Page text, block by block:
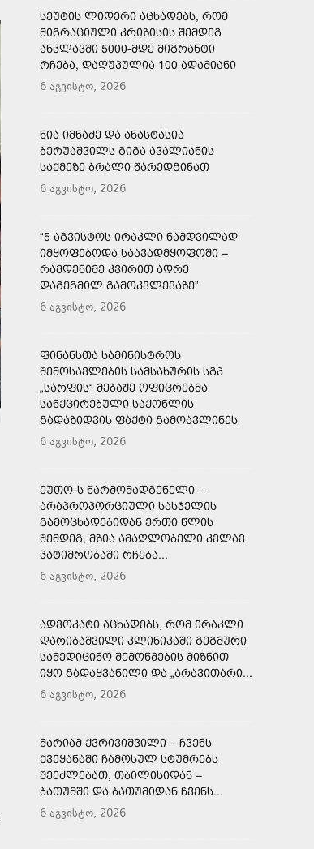
ᲡᲔᲣᲢᲘᲡ ᲚᲘᲓᲔᲠᲘ ᲐᲪᲮᲐᲓᲔᲑᲡ, ᲠᲝᲛ
ᲛᲘᲒᲠᲐᲪᲘᲣᲚᲘ ᲙᲠᲘᲖᲘᲡᲘᲡ ᲨᲔᲛᲓᲔᲒ
ᲐᲜᲙᲚᲐᲕᲨᲘ 5000-ᲛᲓᲔ ᲛᲘᲒᲠᲐᲜᲢᲘ
ᲠᲩᲔᲑᲐ, ᲓᲐᲦᲣᲞᲣᲚᲘᲐ 100 ᲐᲓᲐᲛᲘᲐᲜᲘ
6 აგვისტო, 2026
ᲜᲘᲐ ᲘᲛᲜᲐᲫᲔ ᲓᲐ ᲐᲜᲐᲡᲢᲐᲡᲘᲐ
ᲑᲔᲠᲣᲐᲨᲕᲘᲚᲡ ᲒᲘᲒᲐ ᲐᲕᲐᲚᲘᲐᲜᲘᲡ
ᲡᲐᲥᲛᲔᲖᲔ ᲑᲠᲐᲚᲘ ᲬᲐᲠᲔᲓᲒᲘᲜᲐᲗ
6 აგვისტო, 2026
“5 ᲐᲒᲕᲘᲡᲢᲝᲡ ᲘᲠᲐᲙᲚᲘ ᲜᲐᲛᲓᲕᲘᲚᲐᲓ
ᲘᲛᲧᲝᲤᲔᲑᲝᲓᲐ ᲡᲐᲐᲕᲐᲓᲛᲧᲝᲤᲝᲨᲘ –
ᲠᲐᲛᲓᲔᲜᲘᲛᲔ ᲙᲕᲘᲠᲘᲗ ᲐᲓᲠᲔ
ᲓᲐᲒᲔᲒᲛᲘᲚ ᲒᲐᲛᲝᲙᲕᲚᲔᲕᲐᲖᲔ”
6 აგვისტო, 2026
ᲤᲘᲜᲐᲜᲡᲗᲐ ᲡᲐᲛᲘᲜᲘᲡᲢᲠᲝᲡ
ᲨᲔᲛᲝᲡᲐᲕᲚᲔᲑᲘᲡ ᲡᲐᲛᲡᲐᲮᲣᲠᲘᲡ ᲡᲒᲞ
„ᲡᲐᲠᲤᲘᲡ“ ᲛᲔᲑᲐᲟᲔ ᲝᲤᲘᲪᲠᲔᲑᲛᲐ
ᲡᲐᲜᲥᲪᲘᲠᲔᲑᲣᲚᲘ ᲡᲐᲥᲝᲜᲚᲘᲡ
ᲒᲐᲓᲐᲖᲘᲓᲕᲘᲡ ᲤᲐᲥᲢᲘ ᲒᲐᲛᲝᲐᲕᲚᲘᲜᲔᲡ
6 აგვისტო, 2026
ᲔᲣᲗᲝ-Ს ᲬᲐᲠᲛᲝᲛᲐᲓᲒᲔᲜᲔᲚᲘ –
ᲐᲠᲐᲞᲠᲝᲞᲝᲠᲪᲘᲣᲚᲘ ᲡᲐᲡᲯᲔᲚᲘᲡ
ᲒᲐᲛᲝᲪᲮᲐᲓᲔᲑᲘᲓᲐᲜ ᲔᲠᲗᲘ ᲬᲚᲘᲡ
ᲨᲔᲛᲓᲔᲒ, ᲛᲖᲘᲐ ᲐᲛᲐᲦᲚᲝᲑᲔᲚᲘ ᲙᲕᲚᲐᲕ
ᲞᲐᲢᲘᲛᲠᲝᲑᲐᲨᲘ ᲠᲩᲔᲑᲐ...
6 აგვისტო, 2026
ᲐᲓᲕᲝᲙᲐᲢᲘ ᲐᲪᲮᲐᲓᲔᲑᲡ, ᲠᲝᲛ ᲘᲠᲐᲙᲚᲘ
ᲦᲐᲠᲘᲑᲐᲨᲕᲘᲚᲘ ᲙᲚᲘᲜᲘᲙᲐᲨᲘ ᲒᲔᲒᲛᲣᲠᲘ
ᲡᲐᲛᲔᲓᲘᲪᲘᲜᲝ ᲨᲔᲛᲝᲬᲛᲔᲑᲘᲡ ᲛᲘᲖᲜᲘᲗ
ᲘᲧᲝ ᲒᲐᲓᲐᲧᲕᲐᲜᲘᲚᲘ ᲓᲐ „ᲐᲠᲐᲕᲘᲗᲐᲠᲘ...
6 აგვისტო, 2026
ᲛᲐᲠᲘᲐᲛ ᲥᲕᲠᲘᲕᲘᲨᲕᲘᲚᲘ – ᲩᲕᲔᲜᲡ
ᲥᲕᲔᲧᲐᲜᲐᲨᲘ ᲩᲐᲛᲝᲡᲣᲚ ᲡᲢᲣᲛᲠᲔᲑᲡ
ᲨᲔᲔᲫᲚᲔᲑᲐᲗ, ᲗᲑᲘᲚᲘᲡᲘᲓᲐᲜ –
ᲑᲐᲗᲣᲛᲨᲘ ᲓᲐ ᲑᲐᲗᲣᲛᲘᲓᲐᲜ ᲩᲕᲔᲜᲡ...
6 აგვისტო, 2026